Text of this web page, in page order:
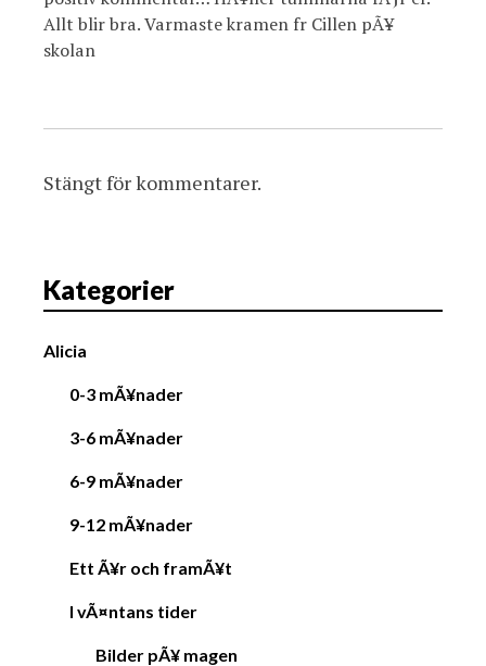
Allt blir bra. Varmaste kramen fr Cillen pÃ¥
skolan
Stängt för kommentarer.
Kategorier
Alicia
0-3 mÃ¥nader
3-6 mÃ¥nader
6-9 mÃ¥nader
9-12 mÃ¥nader
Ett Ã¥r och framÃ¥t
I vÃ¤ntans tider
Bilder pÃ¥ magen